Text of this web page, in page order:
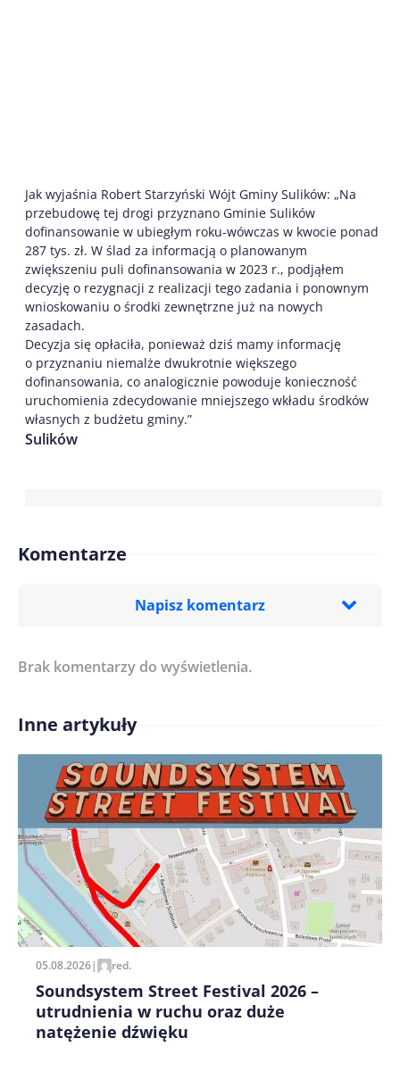
Jak wyjaśnia Robert Starzyński Wójt Gminy Sulików: „Na
przebudowę tej drogi przyznano Gminie Sulików
dofinansowanie w ubiegłym roku-wówczas w kwocie ponad
287 tys. zł. W ślad za informacją o planowanym
zwiększeniu puli dofinansowania w 2023 r., podjąłem
decyzję o rezygnacji z realizacji tego zadania i ponownym
wnioskowaniu o środki zewnętrzne już na nowych
zasadach.
Decyzja się opłaciła, ponieważ dziś mamy informację
o przyznaniu niemalże dwukrotnie większego
dofinansowania, co analogicznie powoduje konieczność
uruchomienia zdecydowanie mniejszego wkładu środków
własnych z budżetu gminy.”
Sulików
Komentarze
Napisz komentarz
Treść komentarza*
Imię/ Nick*
Zapamiętaj moje dane w tej przeglądarce podczas
pisania kolejnych komentarzy.
Brak komentarzy do wyświetlenia.
Inne artykuły
05.08.2026| red.
Soundsystem Street Festival 2026 –
utrudnienia w ruchu oraz duże
natężenie dźwięku